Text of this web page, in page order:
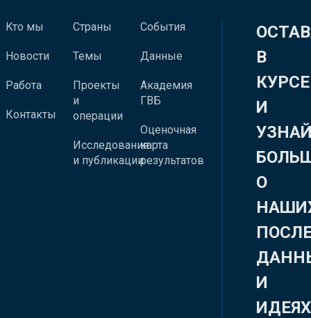
Кто мы
Новости
Работа
Контакты
Страны
Темы
Проекты
и
операции
Исследования
и публикации
События
Данные
Академия
ГВБ
Оценочная
карта
результатов
В
КУРСЕ
И
О
И
ИДЕЯХ